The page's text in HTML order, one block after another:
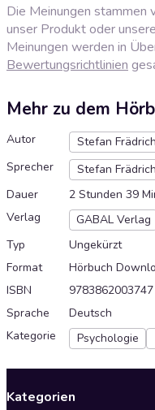
Die Meinungen stammen
unser Produkt oder
Meinungen werden in
Bewertungsrichtlinien
Mehr zu dem
Autor
Stefan Frädrich
Sprecher
Stefan Frädrich
Dauer
2 Stunden 39
Verlag
GABAL Verlag
Typ
Ungekürzt
Format
Hörbuch
ISBN
9783862003747
Sprache
Deutsch
Kategorie
Psychologie
Kategorien